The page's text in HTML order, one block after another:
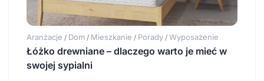
Aranżacje / Dom / Mieszkanie / Porady / Wyposażenie
Łóżko drewniane – dlaczego warto je mieć w
swojej sypialni